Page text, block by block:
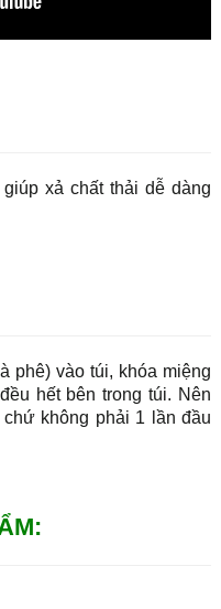
xả chất thải dễ dàng
phê) vào túi, khóa miệng
hết bên trong túi. Nên
không phải 1 lần đầu